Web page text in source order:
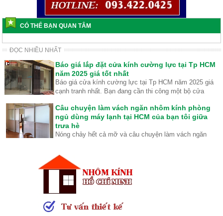
CÓ THỂ BẠN QUAN TÂM
ĐỌC NHIỀU NHẤT
Báo giá lắp đặt cửa kính cường lực tại Tp HCM
năm 2025 giá tốt nhất
Báo giá cửa kính cường lực tại Tp HCM năm 2025 giá
cạnh tranh nhất. Bạn đang cần thi công một bộ cửa
phòng công ty mình nhưng chưa biết lựa chọn loại cửa
kính cường lực bản lề sàn hay cửa kính cường lực mở
lùa trong năm 2025 Hãy để nhôm kính HCM tư vấn cho
bạn nhé.
Câu chuyện làm vách ngăn nhôm kính phòng
ngủ dùng máy lạnh tại HCM của bạn tôi giữa
trưa hè
Nóng chảy hết cả mỡ và câu chuyện làm vách ngăn
40 độ .
Chúng tôi chuyên thiết kế và thi công cửa nhôm kính 1
cánh 2 cánh và 4 cánh với kiểu đẹp và chất lượng tốt
nhất.
Làm vách ngăn nhôm kính cho phòng ngủ tại
tphcm
Bạn cần ngăn phòng ngủ và đang băn khoăn không biết